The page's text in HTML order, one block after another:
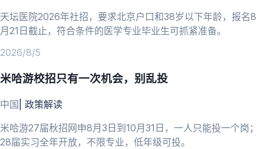
天坛医院2026年社招，要求北京户口和38岁以下年龄，报名8
月21日截止，符合条件的医学专业毕业生可抓紧准备。
2026/8/5
米哈游校招只有一次机会，别乱投
中国 政策解读
米哈游27届秋招网申8月3日到10月31日，一人只能投一个岗；
28届实习全年开放，不限专业，低年级可投。